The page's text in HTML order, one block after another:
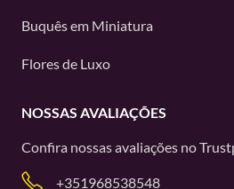
Buquês em Miniatura
Flores de Luxo
NOSSAS AVALIAÇÕES
Confira nossas avaliações no
+351968538548